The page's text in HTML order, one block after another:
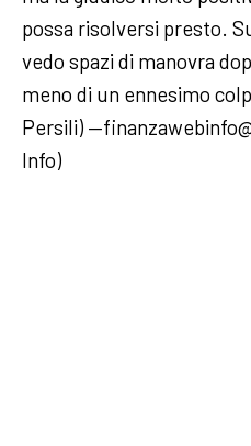
possa risolversi presto.
vedo spazi di manovra
meno di un ennesimo
Persili)
Info)